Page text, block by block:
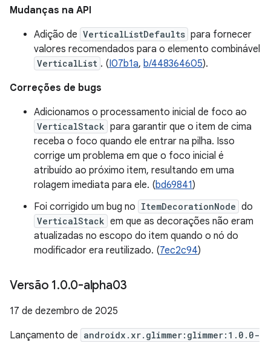
Mudanças na API
Adição de VerticalListDefaults para fornecer
valores recomendados para o elemento combinável
VerticalList . (I07b1a, b/448364605).
Correções de bugs
Adicionamos o processamento inicial de foco ao
VerticalStack para garantir que o item de cima
receba o foco quando ele entrar na pilha. Isso
corrige um problema em que o foco inicial é
atribuído ao próximo item, resultando em uma
rolagem imediata para ele. (bd69841)
Foi corrigido um bug no ItemDecorationNode do
VerticalStack em que as decorações não eram
atualizadas no escopo do item quando o nó do
modificador era reutilizado. (7ec2c94)
Versão 1.0.0-alpha03
17 de dezembro de 2025
Lançamento de androidx.xr.glimmer:glimmer:1.0.0-